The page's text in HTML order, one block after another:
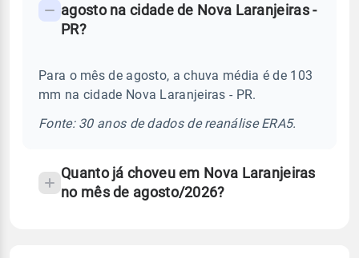
Perguntas
frequentes
chuva
temperatura
agosto na cidade de Nova Laranjeiras -
PR?
Para o mês de agosto, a chuva média é de 103
mm na cidade Nova Laranjeiras - PR.
Fonte: 30 anos de dados de reanálise ERA5.
Quanto já choveu em Nova Laranjeiras
no mês de agosto/2026?